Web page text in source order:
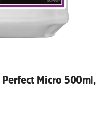
Micro 500ml,